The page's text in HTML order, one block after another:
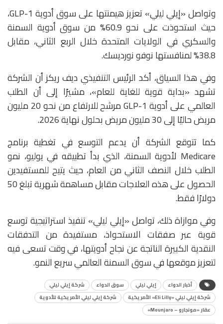
وتواصل «إيلي ليلي» تعزيز هيمنتها على سوق أدوية GLP-1،
حيث استحوذت على نحو 60.9% من سوق أدوية السمنة
والسكري في الولايات المتحدة خلال الربع الثاني، مقابل
38.8% لمنافستها
نوفو نورديسك.
وفي هذا السياق، أكد الرئيس التنفيذي ديف ريكز أن الشركة
تشهد «بداية قوية للغاية للعام»، مشيرًا إلى أن الطلب
العالمي على أدوية GLP-1 مرشح للارتفاع من نحو 20 مليون
مريض حاليًا إلى 30 مليون مريض بحلول نهاية 2026.
كما تتوقع الشركة أن يدعم التوسع في تغطية برنامج
Medicare لأدوية السمنة، الذي بدأ تطبيقه في يوليو، نمو
الطلب خلال النصف الثاني من العام، حيث يتيح للمستفيدين
الحصول على هذه العلاجات مقابل مساهمة شهرية تبلغ 50
دولارًا فقط.
وفي موازاة ذلك، تواصل «إيلي ليلي» تنفيذ استراتيجية توسع
قوية عبر صفقات الاستحواذ، مستفيدة من التدفقات
النقدية الكبيرة الناتجة عن نجاح أدويتها، في وقت تسعى فيه
لتعزيز موقعها في سوق السمنة العالمي سريع النمو.
أخبار الدواء إيلي ليلي سوق الدواء
شركة إيلي ليلي
شركة إيلي ليلي «Eli Lilly» الأمريكية
شركة إيلي ليلي الأمريكية للأدوية
عقار «مونجارو – Mounjaro»